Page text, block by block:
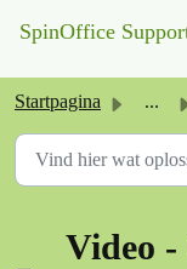
SpinOffice
Startpagina ...
Video -